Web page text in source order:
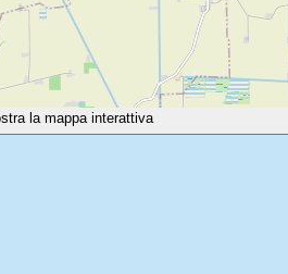
la mappa interattiva